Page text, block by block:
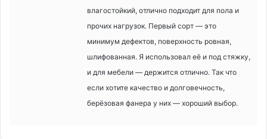
влагостойкий, отлично подходит для пола и
прочих нагрузок. Первый сорт — это
минимум дефектов, поверхность ровная,
шлифованная. Я использовал её и под стяжку,
и для мебели — держится отлично. Так что
если хотите качество и долговечность,
берёзовая фанера у них — хороший выбор.